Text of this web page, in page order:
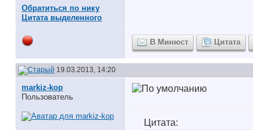
Обратиться по нику
Цитата выделенного
В Минюст Цитата
19.03.2013, 14:20
markiz-kop
Пользователь
Цитата: